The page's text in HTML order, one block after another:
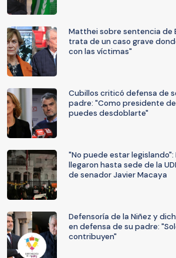
Matthei sobre sentencia de
trata de un caso grave
con las víctimas"
Cubillos criticó defensa de
padre: "Como presidente
puedes desdoblarte"
"No puede estar
llegaron hasta sede de la
de senador Javier Macaya
Defensoría de la Niñez y
en defensa de su padre:
contribuyen"